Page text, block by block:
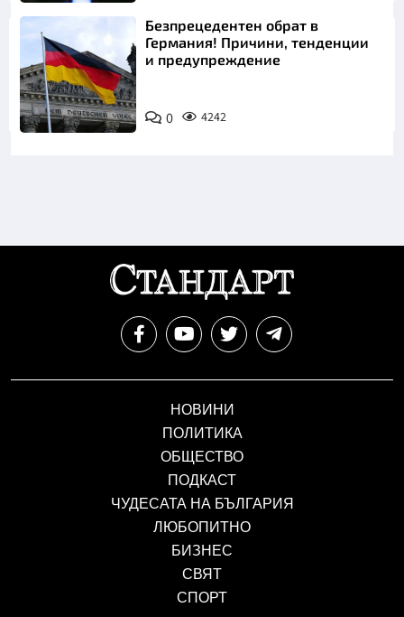
Безпрецедентен обрат в
Германия! Причини, тенденции
и предупреждение
0 4242
НОВИНИ
ПОЛИТИКА
ОБЩЕСТВО
ПОДКАСТ
ЧУДЕСАТА НА БЪЛГАРИЯ
ЛЮБОПИТНО
БИЗНЕС
СВЯТ
СПОРТ